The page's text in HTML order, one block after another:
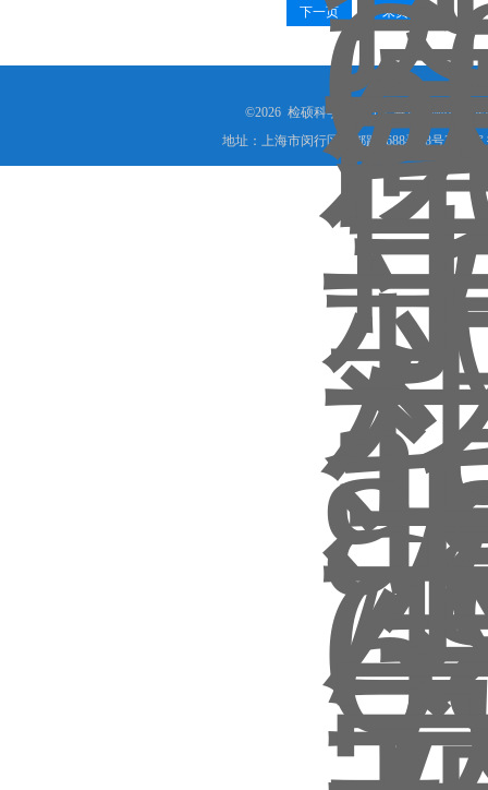
下一页
末页
©2026 检硕科学器材（上海）有限公司
地址：上海市闵行区银都路2688弄28号2071